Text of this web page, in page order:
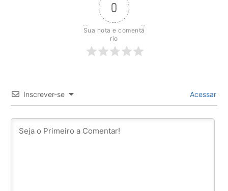
0
Sua nota e comentá
rio
Inscrever-se Acessar